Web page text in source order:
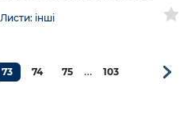
Листи: інші
73 74 75 … 103